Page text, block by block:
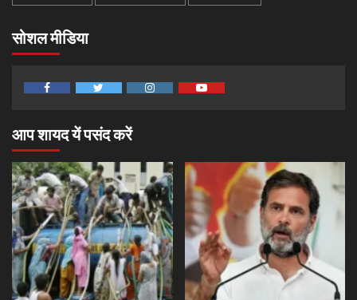
सोशल मीडिया
आप शायद यें पसंद करें